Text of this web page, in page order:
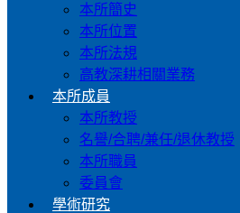
本所簡史
本所位置
本所法規
高教深耕相關業務
本所成員
本所教授
名譽/合聘/兼任/退休教授
本所職員
委員會
學術研究